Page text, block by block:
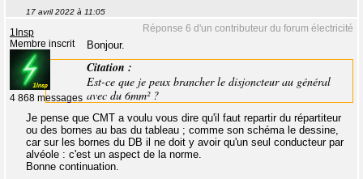
17 avril 2022 à 11:05
Réponse 6 d'un contributeur du forum électricité
1Insp
Membre inscrit
4 868 messages
Bonjour.
Citation :
Est-ce que je peux brancher le disjoncteur au général
avec du 6mm² ?
Je pense que CMT a voulu vous dire qu'il faut repartir du répartiteur
ou des bornes au bas du tableau ; comme son schéma le dessine,
car sur les bornes du DB il ne doit y avoir qu'un seul conducteur par
alvéole : c'est un aspect de la norme.
Bonne continuation.